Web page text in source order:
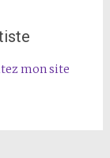
mon site